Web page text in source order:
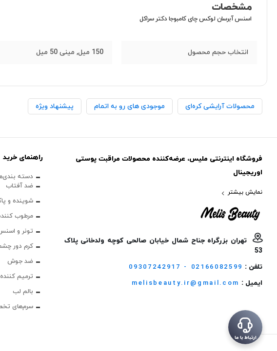
مشخصات
اسنس آبرسان لوکس چای کامبوجا دکتر سراکل
انتخاب حجم محصول 150 میل, مینی 50 میل
محصولات آرایشی کره‌ای موجودی های رو به اتمام پیشنهاد ویژه
فروشگاه اینترنتی ملیس، عرضه‌کننده محصولات مراقبت پوستی
اوریجینال
نمایش بیشتر
تهران بزرگراه جناح شمال خیابان صالحی کوچه ولدخانی پلاک
53
تلفن : 09307242917 - 02166082599
ایمیل : melisbeauty.ir@gmail.com
راهنمای خرید
دسته
ضد آفتاب
شوینده و
مرطوب
تونر و
کرم دور
ضد جوش
ترمیم کننده
بالم لب
سرم‌های
ارتباط با ما